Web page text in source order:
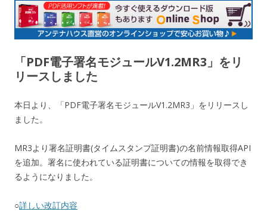
「PDF電子署名モジュールV1.2MR3」をリ
リースしました
本日より、「PDF電子署名モジュールV1.2MR3」をリリースし
ました。
MR3より署名証明書(タイムスタンプ証明書)の名前情報取得API
を追加。署名に使われている証明書についての情報を取得でき
るようになりました。
○詳しい改訂内容